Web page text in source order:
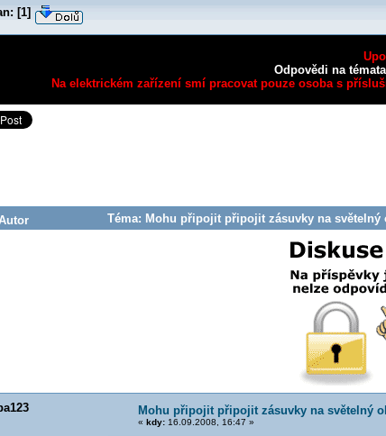
[1]
Odpovědi na
Na elektrickém zařízení smí pracovat pouze osoba s
Téma: Mohu připojit připojit zásuvky na
Mohu připojit připojit zásuvky na světelný
« kdy:16.09.2008, 16:47 »